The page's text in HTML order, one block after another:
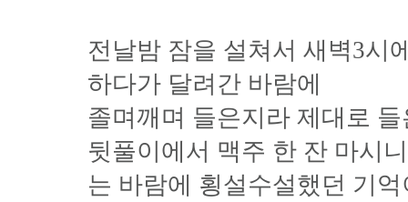
전날밤 잠을 설쳐서 새벽3시
하다가 달려간 바람에
졸며깨며 들은지라 제대로
뒷풀이에서 맥주 한 잔 마시
는 바람에 횡설수설했던 기억